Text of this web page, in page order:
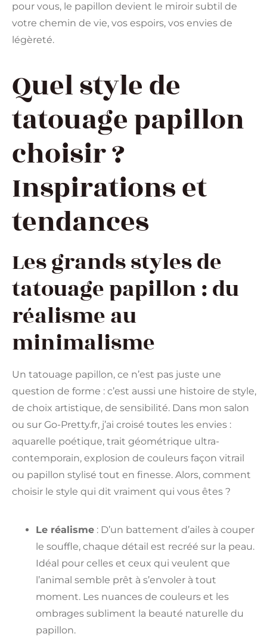
pour vous, le papillon devient le miroir subtil de
votre chemin de vie, vos espoirs, vos envies de
légèreté.
Quel style de
tatouage papillon
choisir ?
Inspirations et
tendances
Les grands styles de
tatouage papillon : du
réalisme au
minimalisme
Un tatouage papillon, ce n’est pas juste une
question de forme : c’est aussi une histoire de style,
de choix artistique, de sensibilité. Dans mon salon
ou sur Go-Pretty.fr, j’ai croisé toutes les envies :
aquarelle poétique, trait géométrique ultra-
contemporain, explosion de couleurs façon vitrail
ou papillon stylisé tout en finesse. Alors, comment
choisir le style qui dit vraiment qui vous êtes ?
Le réalisme : D’un battement d’ailes à couper
le souffle, chaque détail est recréé sur la peau.
Idéal pour celles et ceux qui veulent que
l’animal semble prêt à s’envoler à tout
moment. Les nuances de couleurs et les
ombrages subliment la beauté naturelle du
papillon.